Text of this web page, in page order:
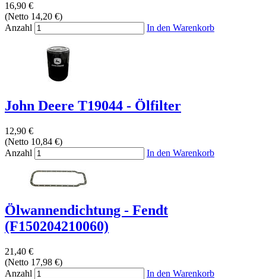
16,90 €
(Netto 14,20 €)
Anzahl
In den Warenkorb
John Deere T19044 - Ölfilter
12,90 €
(Netto 10,84 €)
Anzahl
In den Warenkorb
Ölwannendichtung - Fendt
(F150204210060)
21,40 €
(Netto 17,98 €)
Anzahl
In den Warenkorb